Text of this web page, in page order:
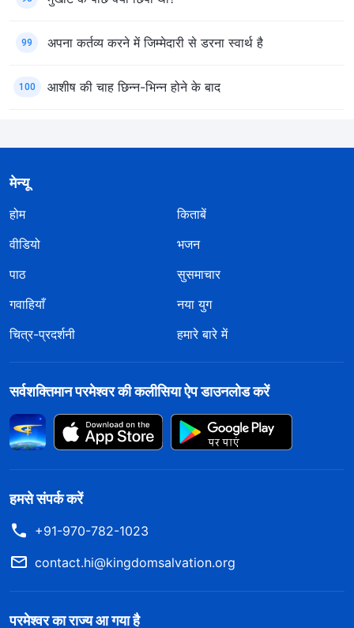
99 अपना कर्तव्य करने में जिम्मेदारी से डरना स्वार्थ है
100 आशीष की चाह छिन्न-भिन्न होने के बाद
मेन्यू
होम
किताबें
वीडियो
भजन
पाठ
सुसमाचार
गवाहियाँ
नया युग
चित्र-प्रदर्शनी
हमारे बारे में
सर्वशक्तिमान परमेश्वर की कलीसिया ऐप डाउनलोड करें
हमसे संपर्क करें
+91-970-782-1023
contact.hi@kingdomsalvation.org
परमेश्वर का राज्य आ गया है